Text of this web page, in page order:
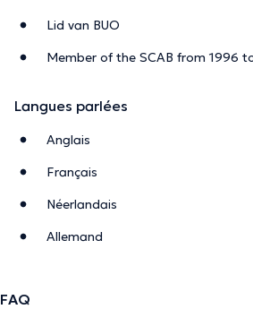
Lid van BUO
Member of the SCAB from 1996
Langues parlées
Anglais
Français
Néerlandais
Allemand
FAQ